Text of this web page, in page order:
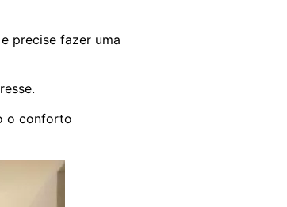
precise fazer uma
o conforto